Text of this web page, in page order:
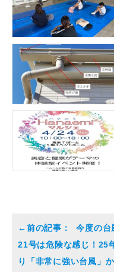
今度の台
21号は危険な感じ！25
り「非常に強い台風」か